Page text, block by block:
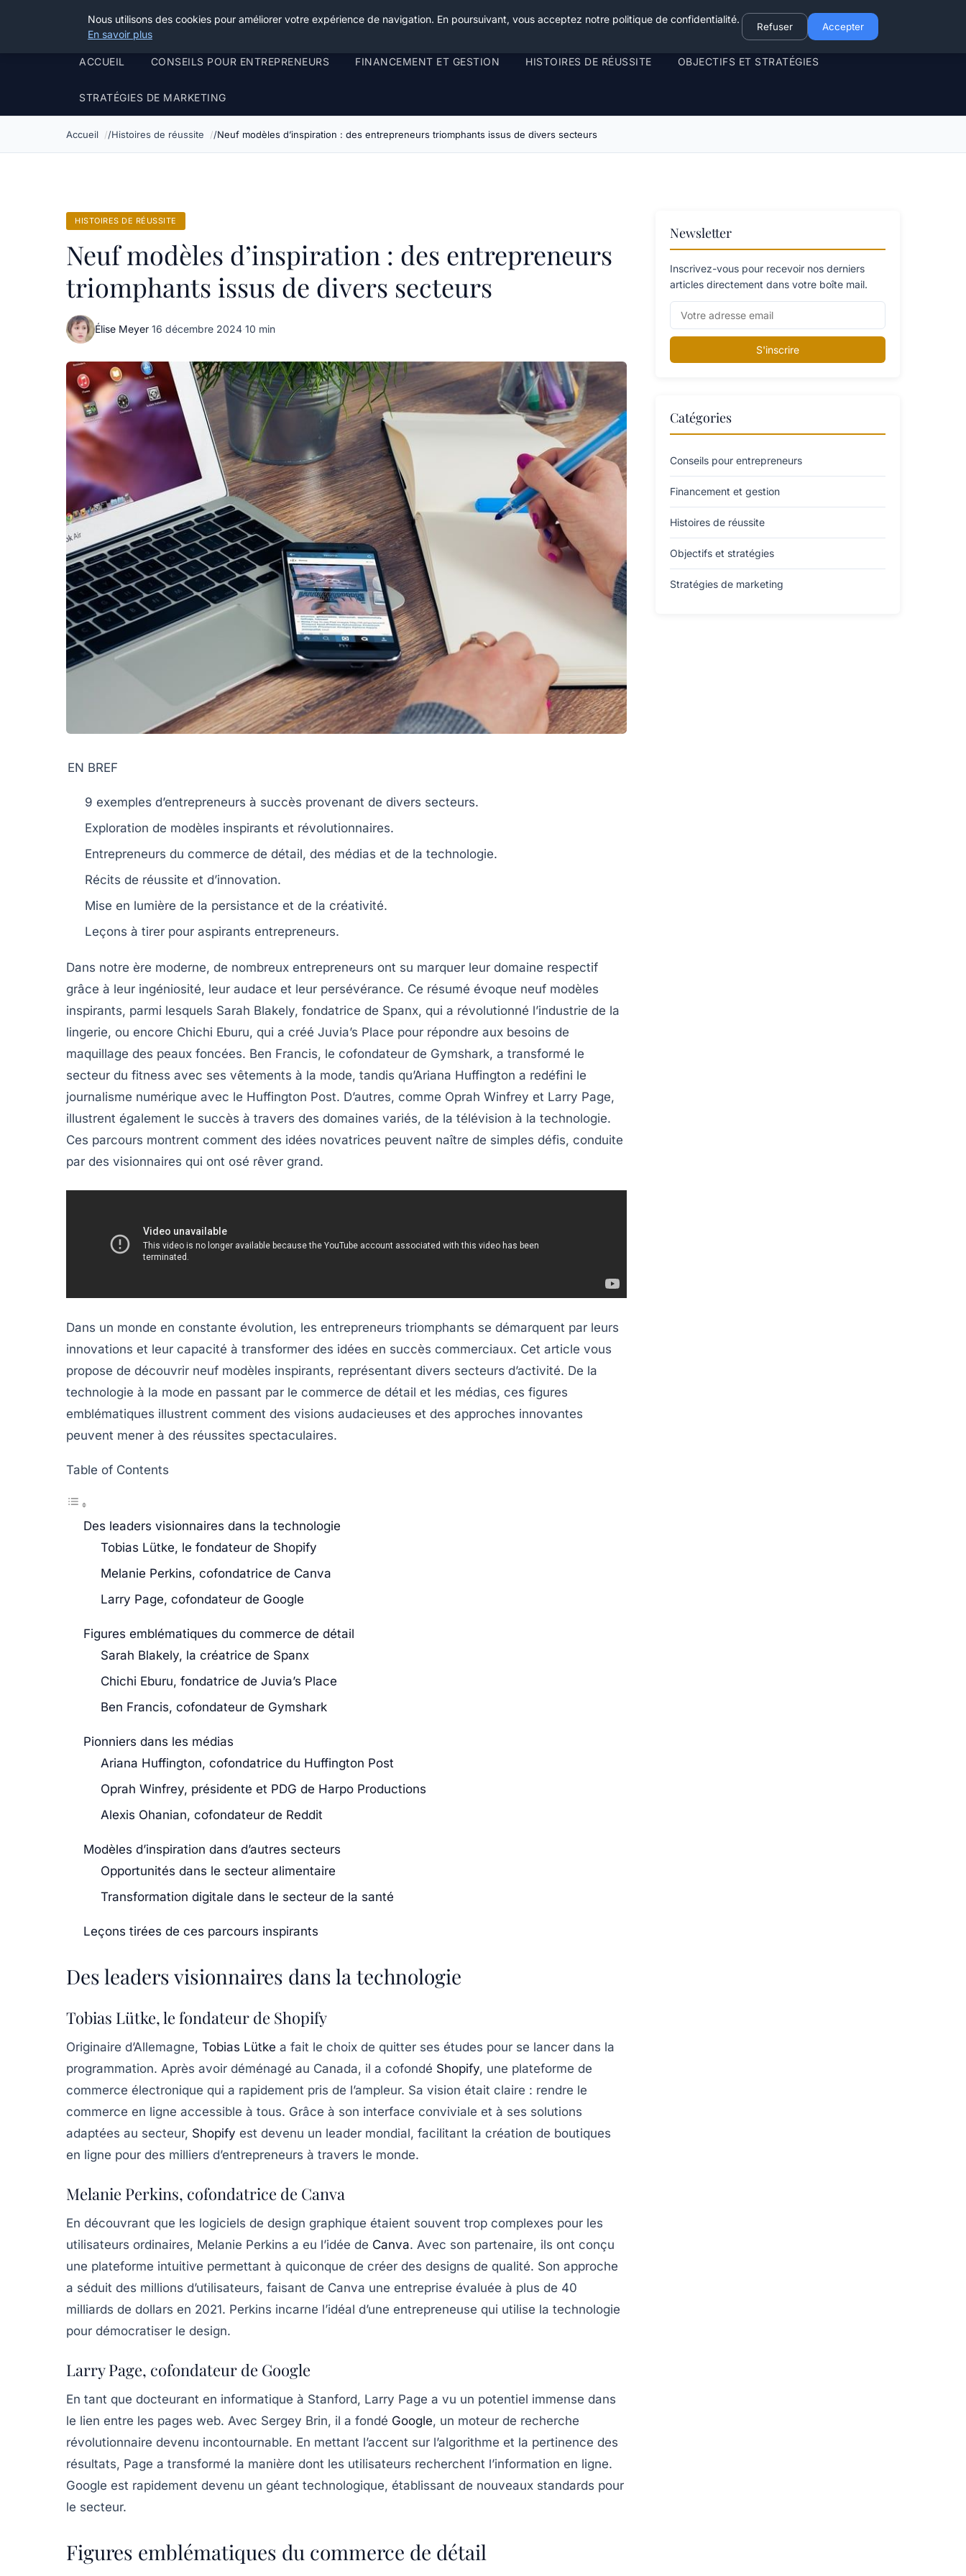
Henry Panky
ACCUEIL CONSEILS POUR ENTREPRENEURS FINANCEMENT ET GESTION HISTOIRES DE RÉUSSITE OBJECTIFS ET STRATÉGIES
STRATÉGIES DE MARKETING
Accueil Histoires de réussite Neuf modèles d’inspiration : des entrepreneurs triomphants issus de divers secteurs
HISTOIRES DE RÉUSSITE
Neuf modèles d’inspiration : des entrepreneurs
triomphants issus de divers secteurs
Élise Meyer·16 décembre 2024·10 min
EN BREF
9 exemples d’entrepreneurs à succès provenant de divers secteurs.
Exploration de modèles inspirants et révolutionnaires.
Entrepreneurs du commerce de détail, des médias et de la technologie.
Récits de réussite et d’innovation.
Mise en lumière de la persistance et de la créativité.
Leçons à tirer pour aspirants entrepreneurs.
Dans notre ère moderne, de nombreux entrepreneurs ont su marquer leur domaine respectif
grâce à leur ingéniosité, leur audace et leur persévérance. Ce résumé évoque neuf modèles
inspirants, parmi lesquels Sarah Blakely, fondatrice de Spanx, qui a révolutionné l’industrie de la
lingerie, ou encore Chichi Eburu, qui a créé Juvia’s Place pour répondre aux besoins de
maquillage des peaux foncées. Ben Francis, le cofondateur de Gymshark, a transformé le
secteur du fitness avec ses vêtements à la mode, tandis qu’Ariana Huffington a redéfini le
journalisme numérique avec le Huffington Post. D’autres, comme Oprah Winfrey et Larry Page,
illustrent également le succès à travers des domaines variés, de la télévision à la technologie.
Ces parcours montrent comment des idées novatrices peuvent naître de simples défis, conduite
par des visionnaires qui ont osé rêver grand.
Dans un monde en constante évolution, les entrepreneurs triomphants se démarquent par leurs
innovations et leur capacité à transformer des idées en succès commerciaux. Cet article vous
propose de découvrir neuf modèles inspirants, représentant divers secteurs d’activité. De la
technologie à la mode en passant par le commerce de détail et les médias, ces figures
emblématiques illustrent comment des visions audacieuses et des approches innovantes
peuvent mener à des réussites spectaculaires.
Table of Contents
Des leaders visionnaires dans la technologie
Tobias Lütke, le fondateur de Shopify
Melanie Perkins, cofondatrice de Canva
Larry Page, cofondateur de Google
Figures emblématiques du commerce de détail
Sarah Blakely, la créatrice de Spanx
Chichi Eburu, fondatrice de Juvia’s Place
Ben Francis, cofondateur de Gymshark
Pionniers dans les médias
Ariana Huffington, cofondatrice du Huffington Post
Oprah Winfrey, présidente et PDG de Harpo Productions
Alexis Ohanian, cofondateur de Reddit
Modèles d’inspiration dans d’autres secteurs
Opportunités dans le secteur alimentaire
Transformation digitale dans le secteur de la santé
Leçons tirées de ces parcours inspirants
Des leaders visionnaires dans la technologie
Tobias Lütke, le fondateur de Shopify
Originaire d’Allemagne, Tobias Lütke a fait le choix de quitter ses études pour se lancer dans la
programmation. Après avoir déménagé au Canada, il a cofondé Shopify, une plateforme de
commerce électronique qui a rapidement pris de l’ampleur. Sa vision était claire : rendre le
commerce en ligne accessible à tous. Grâce à son interface conviviale et à ses solutions
adaptées au secteur, Shopify est devenu un leader mondial, facilitant la création de boutiques
en ligne pour des milliers d’entrepreneurs à travers le monde.
Melanie Perkins, cofondatrice de Canva
En découvrant que les logiciels de design graphique étaient souvent trop complexes pour les
utilisateurs ordinaires, Melanie Perkins a eu l’idée de Canva. Avec son partenaire, ils ont conçu
une plateforme intuitive permettant à quiconque de créer des designs de qualité. Son approche
a séduit des millions d’utilisateurs, faisant de Canva une entreprise évaluée à plus de 40
milliards de dollars en 2021. Perkins incarne l’idéal d’une entrepreneuse qui utilise la technologie
pour démocratiser le design.
Larry Page, cofondateur de Google
En tant que docteurant en informatique à Stanford, Larry Page a vu un potentiel immense dans
le lien entre les pages web. Avec Sergey Brin, il a fondé Google, un moteur de recherche
révolutionnaire devenu incontournable. En mettant l’accent sur l’algorithme et la pertinence des
résultats, Page a transformé la manière dont les utilisateurs recherchent l’information en ligne.
Google est rapidement devenu un géant technologique, établissant de nouveaux standards pour
le secteur.
Figures emblématiques du commerce de détail
Newsletter
Inscrivez-vous pour recevoir nos derniers
articles directement dans votre boîte mail.
S'inscrire
Catégories
Conseils pour entrepreneurs
Financement et gestion
Histoires de réussite
Objectifs et stratégies
Stratégies de marketing
Nous utilisons des cookies pour améliorer votre expérience de navigation. En poursuivant, vous acceptez notre politique de confidentialité.
En savoir plus
Refuser Accepter